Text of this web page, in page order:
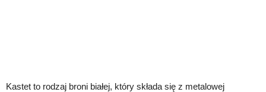
Kastet to rodzaj broni białej, który składa się z metalowej